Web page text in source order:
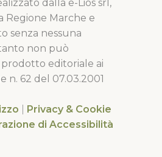
dalla e-Lios srl,
Regione Marche e
senza nessuna
non può
prodotto editoriale ai
n. 62 del 07.03.2001
Privacy & Cookie
di Accessibilità